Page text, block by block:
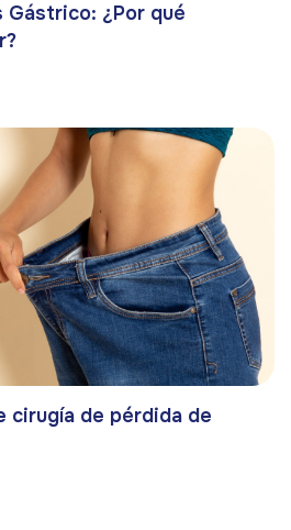
Gástrico: ¿Por qué
cirugía de pérdida de